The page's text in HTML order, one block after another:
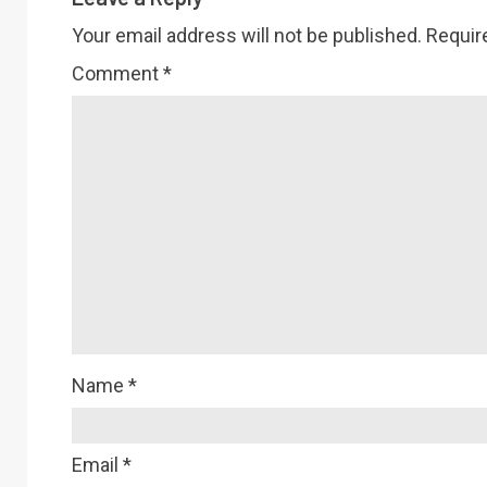
Your email address will not be published.
Comment*
Name *
Email *